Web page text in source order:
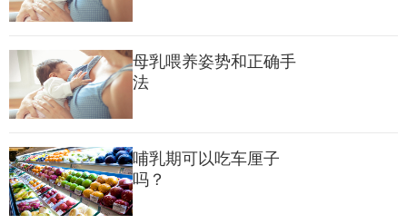
母乳喂养姿势和正确手
法
哺乳期可以吃车厘子
吗？